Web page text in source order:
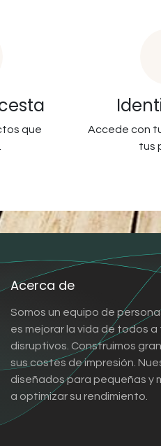
que
Accede con
tus
Acerca de
Somos un equipo de
es mejorar la vida de todos
disruptivos. Construimos
sus costes de impresión.
diseñados para pequeñas y
a optimizar su rendimiento.